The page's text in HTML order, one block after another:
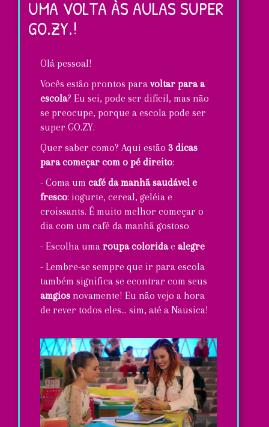
desenhar
projetos
de
moda
super
GO.ZY.
UMA VOLTA ÀS AULAS SUPER
GO.ZY.!
Olá pessoal!
Vocês estão prontos paravoltar para a
escola? Eu sei, pode ser difícil, mas não
se preocupe, porque a escola pode ser
super GO.ZY.
Quer saber como? Aqui estão 3 dicas
para começar com o pé direito:
- Coma um café da manhã saudável e
fresco: iogurte, cereal, geléia e
croissants. É muito melhor começar o
dia com um café da manhã gostoso
- Escolha uma roupa coloridae alegre
- Lembre-se sempre que ir para escola
também significa se econtrar com seus
amgios novamente! Eu não vejo a hora
de rever todos eles... sim, até a Nausica!